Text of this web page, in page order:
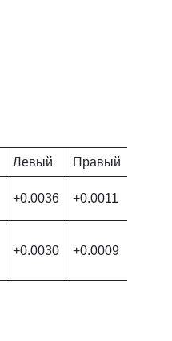
Левый Правый
+0.0036 +0.0011
+0.0030 +0.0009